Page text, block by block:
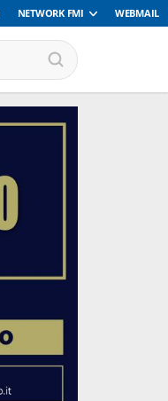
NETWORK FMI WEBMAIL